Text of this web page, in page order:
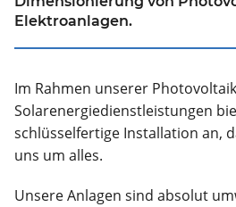
Elektroanlagen.
Im Rahmen unserer
Solarenergiedienstleistungen
schlüsselfertige Installation an,
uns um alles.
Unsere Anlagen sind absolut